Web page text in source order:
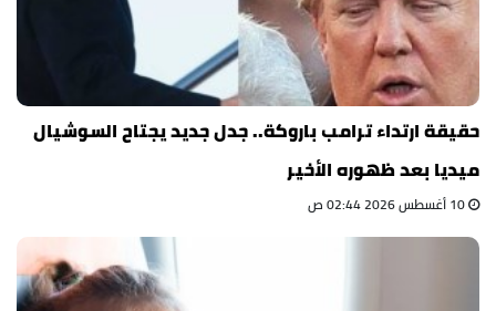
حقيقة ارتداء ترامب باروكة.. جدل جديد يجتاح السوشيال
ميديا بعد ظهوره الأخير